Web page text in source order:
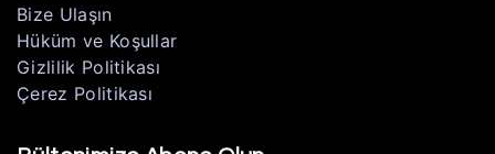
Bize Ulaşın
Hüküm ve Koşullar
Gizlilik Politikası
Çerez Politikası